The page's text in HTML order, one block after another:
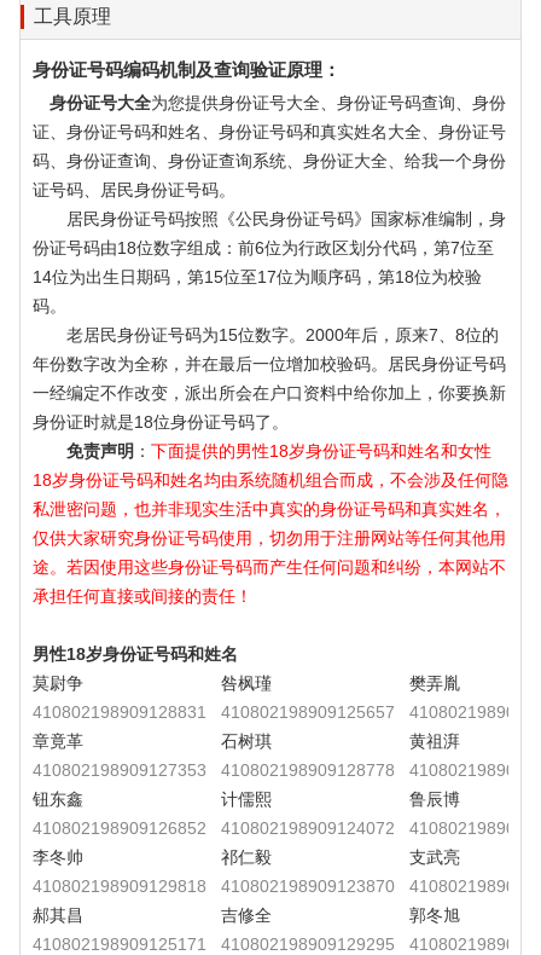
工具原理
身份证号码编码机制及查询验证原理：
身份证号大全为您提供身份证号大全、身份证号码查询、身份
证、身份证号码和姓名、身份证号码和真实姓名大全、身份证号
码、身份证查询、身份证查询系统、身份证大全、给我一个身份
证号码、居民身份证号码。
居民身份证号码按照《公民身份证号码》国家标准编制，身
份证号码由18位数字组成：前6位为行政区划分代码，第7位至
14位为出生日期码，第15位至17位为顺序码，第18位为校验
码。
老居民身份证号码为15位数字。2000年后，原来7、8位的
年份数字改为全称，并在最后一位增加校验码。居民身份证号码
一经编定不作改变，派出所会在户口资料中给你加上，你要换新
身份证时就是18位身份证号码了。
免责声明 ： 下面提供的男性18岁身份证号码和姓名和女性
18岁身份证号码和姓名均由系统随机组合而成，不会涉及任何隐
私泄密问题，也并非现实生活中真实的身份证号码和真实姓名，
仅供大家研究身份证号码使用，切勿用于注册网站等任何其他用
途。若因使用这些身份证号码而产生任何问题和纠纷，本网站不
承担任何直接或间接的责任！
男性18岁身份证号码和姓名
莫尉争
410802198909128831
咎枫瑾
410802198909125657
樊弄胤
章竟革
410802198909127353
石树琪
410802198909128778
黄祖湃
钮东鑫
410802198909126852
计儒熙
410802198909124072
鲁辰博
李冬帅
410802198909129818
祁仁毅
410802198909123870
支武亮
郝其昌
410802198909125171
吉修全
410802198909129295
郭冬旭